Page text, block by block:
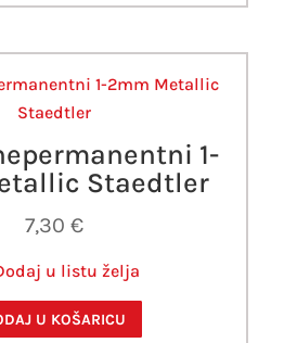
1-
Staedtler
7,30 €
u listu želja
U KOŠARICU